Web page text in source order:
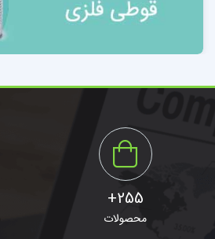
تقسیم بندی جوراب از نظر اندازه
255+
محصولات